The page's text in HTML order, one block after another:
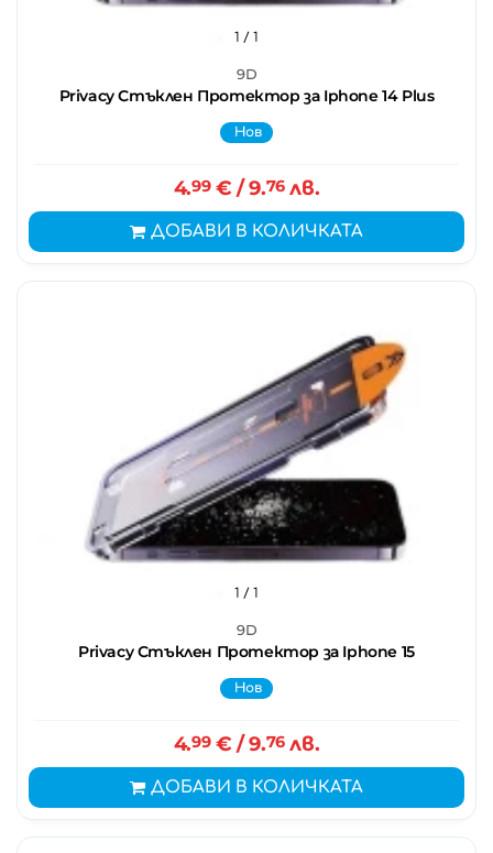
9D
Privacy Стъклен Протектор за Iphone 14 Plus
1 / 1
Нов
4.99€ / 9.76лв.
ДОБАВИ В КОЛИЧКАТА
9D
Privacy Стъклен Протектор за Iphone 15
1 / 1
Нов
4.99€ / 9.76лв.
ДОБАВИ В КОЛИЧКАТА